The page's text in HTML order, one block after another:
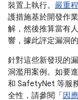
裝置上執行。 嚴重
護措施基於開發作
解，然後推算當有
響，據此評定漏洞的
針對這些新發現的
洞濫用案例。如要
和 SafetyNet 等服
全性，請參閱「 因